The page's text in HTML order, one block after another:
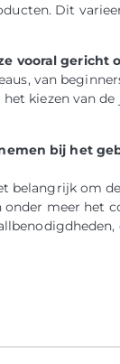
Dit
vooral gericht
van
kiezen van
bij het
belangrijk om
meer het